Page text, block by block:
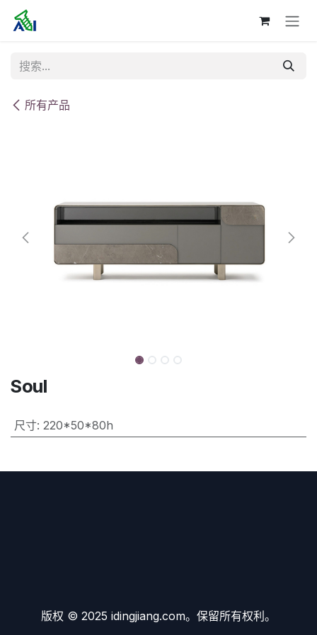
跳至内容
所有产品
Soul
尺寸: 220*50*80h
版权 © 2025 idingjiang.com。保留所有权利。